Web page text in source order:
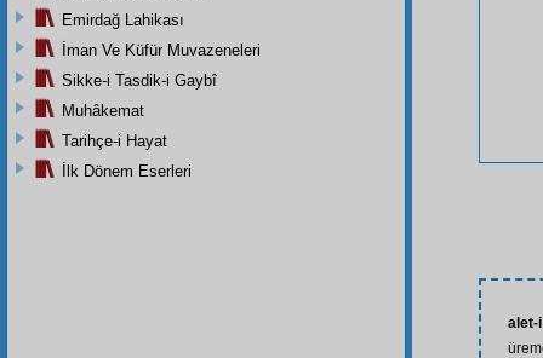
alet-
Emirdağ Lahikası
İman Ve Küfür Muvazeneleri
Sikke-i Tasdik-i Gaybî
Muhâkemat
Tarihçe-i Hayat
İlk Dönem Eserleri